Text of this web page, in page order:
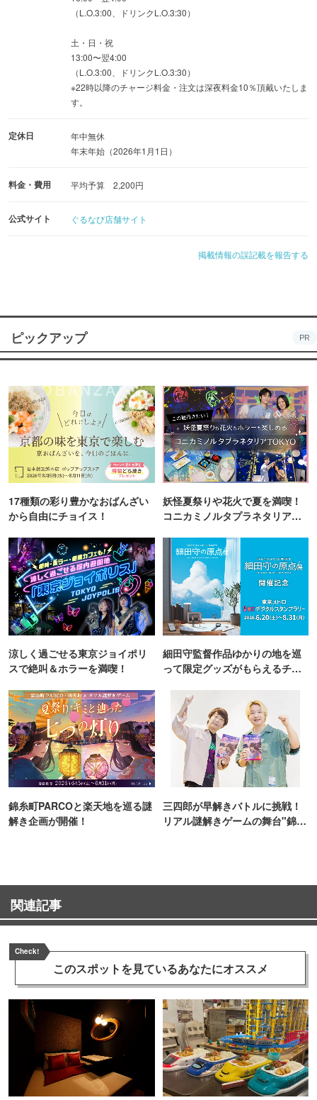
（L.O.3:00、ドリンクL.O.3:30）
土・日・祝
13:00〜翌4:00
（L.O.3:00、ドリンクL.O.3:30）
※22時以降のチャージ料金・注文は深夜料金10％頂戴いたしま
す。
定休日
年中無休
年末年始（2026年1月1日）
料金・費用 平均予算 2,200円
公式サイト ぐるなび店舗サイト
掲載情報の誤記載を報告する
ピックアップ PR
17種類の彩り豊かなおばんざい
から自由にチョイス！
妖怪夏祭りや花火で夏を満喫！
コニカミノルタプラネタリア
涼しく過ごせる東京ジョイポリ
スで絶叫＆ホラーを満喫！
細田守監督作品ゆかりの地を巡
って限定グッズがもらえるチャ
錦糸町PARCOと楽天地を巡る謎
解き企画が開催！
三四郎が早解きバトルに挑戦！
リアル謎解きゲームの舞台"錦糸
関連記事
Check!
このスポットを見ているあなたにオススメ